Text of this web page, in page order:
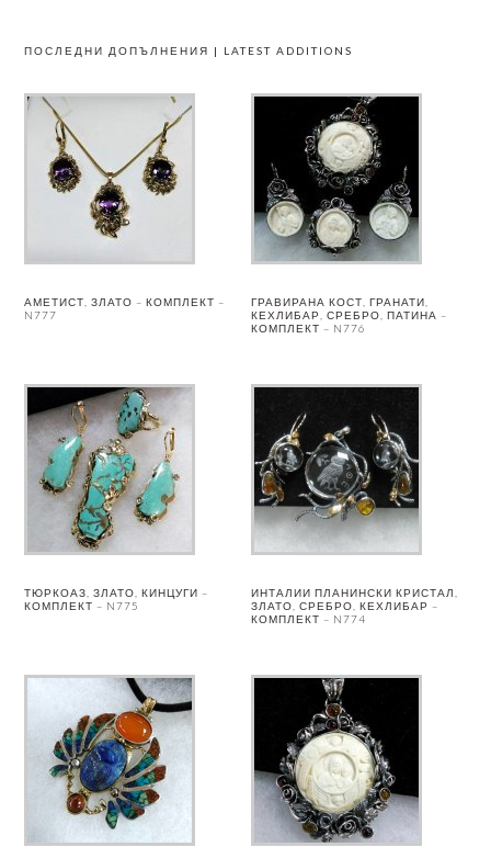
ПОСЛЕДНИ ДОПЪЛНЕНИЯ | LATEST ADDITIONS
АМЕТИСТ, ЗЛАТО – КОМПЛЕКТ –
N777
ГРАВИРАНА КОСТ, ГРАНАТИ,
КЕХЛИБАР, СРЕБРО, ПАТИНА –
КОМПЛЕКТ – N776
ТЮРКОАЗ, ЗЛАТО, КИНЦУГИ –
КОМПЛЕКТ – N775
ИНТАЛИИ ПЛАНИНСКИ КРИСТАЛ,
ЗЛАТО, СРЕБРО, КЕХЛИБАР –
КОМПЛЕКТ – N774